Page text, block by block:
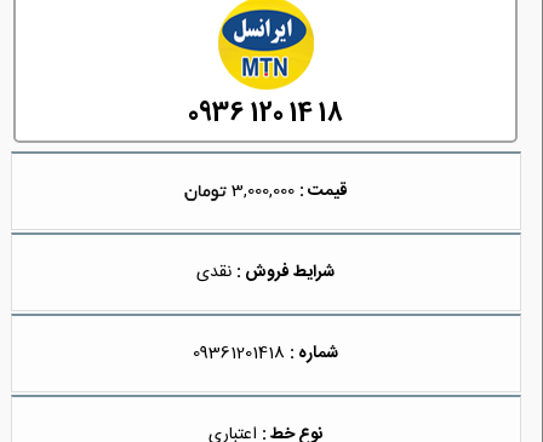
0936 120 14 18
قیمت : 3,000,000
شرایط فروش : نقدی
شماره : 09361201418
نوع خط : اعتباری